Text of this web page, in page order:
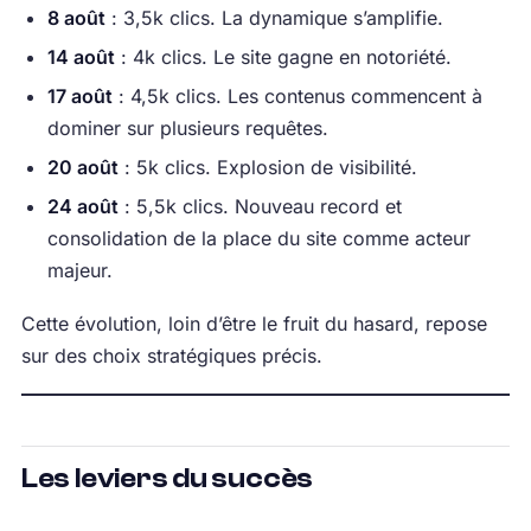
8 août: 3,5k clics. La dynamique s’amplifie.
14 août: 4k clics. Le site gagne en notoriété.
17 août: 4,5k clics. Les contenus commencent à
dominer sur plusieurs requêtes.
20 août: 5k clics. Explosion de visibilité.
24 août: 5,5k clics. Nouveau record et
consolidation de la place du site comme acteur
majeur.
Cette évolution, loin d’être le fruit du hasard, repose
sur des choix stratégiques précis.
Les leviers du succès